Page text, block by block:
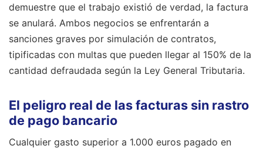
demuestre que el trabajo existió de verdad, la factura
se anulará. Ambos negocios se enfrentarán a
sanciones graves por simulación de contratos,
tipificadas con multas que pueden llegar al 150% de la
cantidad defraudada según la Ley General Tributaria.
El peligro real de las facturas sin rastro
de pago bancario
Cualquier gasto superior a 1.000 euros pagado en